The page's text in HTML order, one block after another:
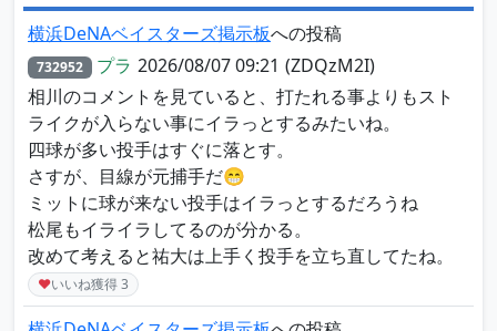
横浜DeNAベイスターズ掲示板への投稿
732952 プラ 2026/08/07 09:21 (ZDQzM2I)
相川のコメントを見ていると、打たれる事よりもスト
ライクが入らない事にイラっとするみたいね。
四球が多い投手はすぐに落とす。
さすが、目線が元捕手だ😁
ミットに球が来ない投手はイラっとするだろうね
松尾もイライラしてるのが分かる。
改めて考えると祐大は上手く投手を立ち直してたね。
♥いいね獲得3